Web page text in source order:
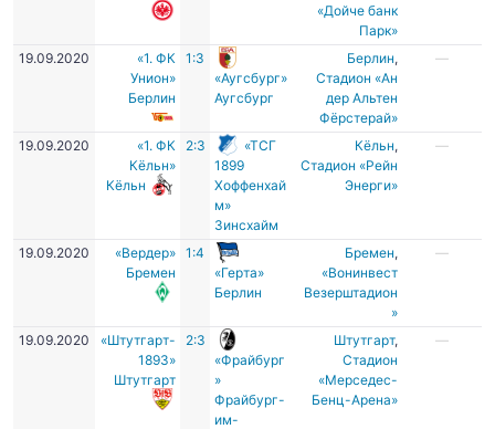
«Дойче банк
Парк»
19.09.2020
«1. ФК
Унион»
Берлин
1:3
«Аугсбург»
Аугсбург
Берлин,
Стадион «Ан
дер Альтен
Фёрстерай»
—
19.09.2020
«1. ФК
Кёльн»
Кёльн
2:3
«ТСГ
1899
Хоффенхай
м»
Зинсхайм
Кёльн,
Стадион «Рейн
Энерги»
—
19.09.2020
«Вердер»
Бремен
1:4
«Герта»
Берлин
Бремен,
«Вонинвест
Везерштадион
»
—
19.09.2020
«Штутгарт-
1893»
Штутгарт
2:3
«Фрайбург
»
Фрайбург-
им-
Штутгарт,
Стадион
«Мерседес-
Бенц-Арена»
—